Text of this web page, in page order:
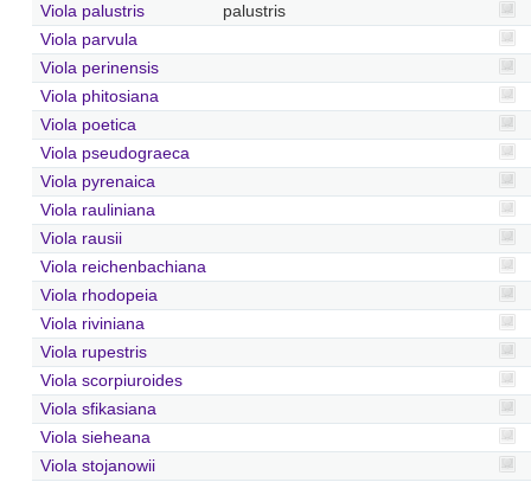
Viola palustris
palustris
Viola parvula
Viola perinensis
Viola phitosiana
Viola poetica
Viola pseudograeca
Viola pyrenaica
Viola rauliniana
Viola rausii
Viola reichenbachiana
Viola rhodopeia
Viola riviniana
Viola rupestris
Viola scorpiuroides
Viola sfikasiana
Viola sieheana
Viola stojanowii